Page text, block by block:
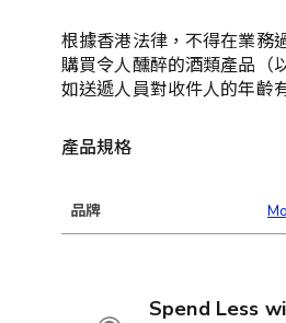
根據香港法律，不得在業務
購買令人醺醉的酒類產品（
如送遞人員對收件人的年齡
產品規格
品牌
Spend Less